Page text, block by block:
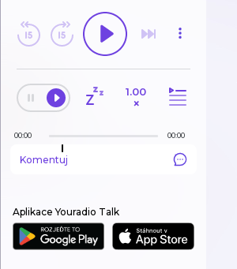
1.00
×
00:00 00:00
Komentuj
Aplikace Youradio Talk